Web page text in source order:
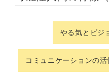
やる気とビジ
コミュニケーションの活